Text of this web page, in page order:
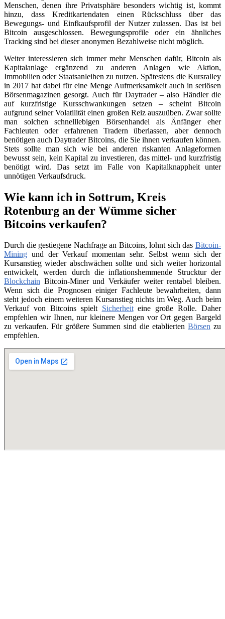
Menschen, denen ihre Privatsphäre besonders wichtig ist, kommt
hinzu, dass Kreditkartendaten einen Rückschluss über das
Bewegungs- und Einfkaufsprofil der Nutzer zulassen. Das ist bei
Bitcoin ausgeschlossen. Bewegungsprofile oder ein ähnliches
Tracking sind bei dieser anonymen Bezahlweise nicht möglich.
Weiter interessieren sich immer mehr Menschen dafür, Bitcoin als
Kapitalanlage ergänzend zu anderen Anlagen wie Aktion,
Immobilien oder Staatsanleihen zu nutzen. Spätestens die Kursralley
in 2017 hat dabei für eine Menge Aufmerksamkeit auch in seriösen
Börsenmagazinen gesorgt. Auch für Daytrader – also Händler die
auf kurzfristige Kursschwankungen setzen – scheint Bitcoin
aufgrund seiner Volatilität einen großen Reiz auszuüben. Zwar sollte
man solchen schnelllebigen Börsenhandel als Änfänger eher
Fachleuten oder erfahrenen Tradern überlassen, aber dennoch
benötigen auch Daytrader Bitcoins, die Sie ihnen verkaufen können.
Stets sollte man sich wie bei anderen riskanten Anlageformen
bewusst sein, kein Kapital zu investieren, das mittel- und kurzfristig
benötigt wird. Das setzt im Falle von Kapitalknappheit unter
unnötigen Verkaufsdruck.
Wie kann ich in Sottrum, Kreis
Rotenburg an der Wümme sicher
Bitcoins verkaufen?
Durch die gestiegene Nachfrage an Bitcoins, lohnt sich das Bitcoin-
Mining und der Verkauf momentan sehr. Selbst wenn sich der
Kursanstieg wieder abschwächen sollte und sich weiter horizontal
entwickelt, werden durch die inflationshemmende Strucktur der
Blockchain Bitcoin-Miner und Verkäufer weiter rentabel bleiben.
Wenn sich die Prognosen einiger Fachleute bewahrheiten, dann
steht jedoch einem weiteren Kursanstieg nichts im Weg. Auch beim
Verkauf von Bitcoins spielt Sicherheiteine große Rolle. Daher
empfehlen wir Ihnen, nur kleinere Mengen vor Ort gegen Bargeld
zu verkaufen. Für größere Summen sind die etablierten Börsen zu
empfehlen.